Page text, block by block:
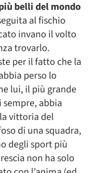
belli del mondo
al fischio
invano il volto
trovarlo.
per il fatto che la
perso lo
lui, il più grande
abbia
vittoria del
di una squadra,
degli sport più
non ha solo